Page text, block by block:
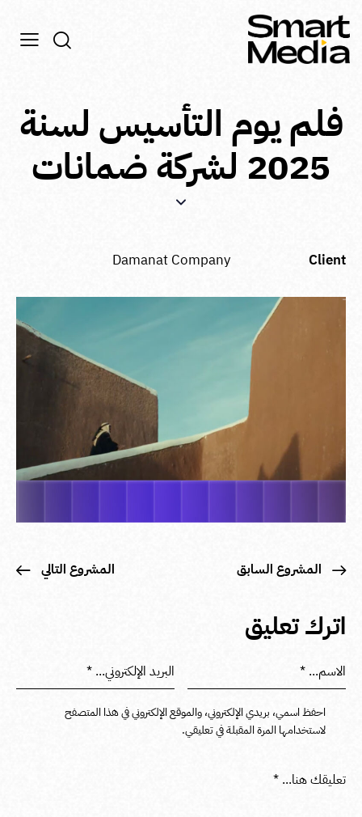
فلم يوم التأسيس لسنة
2025 لشركة ضمانات
Client
Damanat Company
المشروع السابق المشروع التالي
اترك تعليق
احفظ اسمي، بريدي الإلكتروني، والموقع الإلكتروني في هذا المتصفح
لاستخدامها المرة المقبلة في تعليقي.